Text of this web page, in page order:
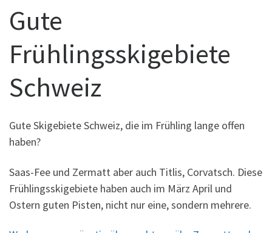
Gute
Frühlingsskigebiete
Schweiz
Gute Skigebiete Schweiz, die im Frühling lange offen
haben?
Saas-Fee und Zermatt aber auch Titlis, Corvatsch. Diese
Frühlingsskigebiete haben auch im März April und
Ostern guten Pisten, nicht nur eine, sondern mehrere.